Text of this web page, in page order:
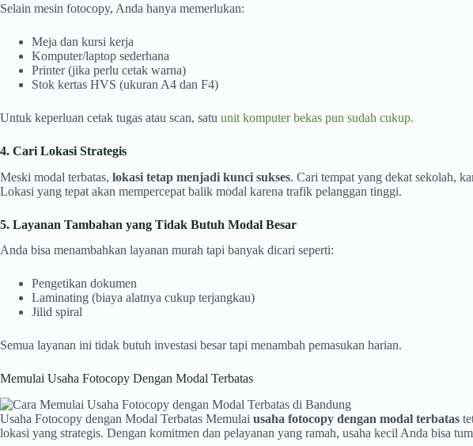
Selain mesin fotocopy, Anda hanya memerlukan:
Meja dan kursi kerja
Komputer/laptop sederhana
Printer (jika perlu cetak warna)
Stok kertas HVS (ukuran A4 dan F4)
Untuk keperluan cetak tugas atau scan, satu unit komputer bekas pun sudah cukup.
4. Cari Lokasi Strategis
Meski modal terbatas, lokasi tetap menjadi kunci sukses. Cari tempat yang dekat sekolah,
Lokasi yang tepat akan mempercepat balik modal karena trafik pelanggan tinggi.
5. Layanan Tambahan yang Tidak Butuh Modal Besar
Anda bisa menambahkan layanan murah tapi banyak dicari seperti:
Pengetikan dokumen
Laminating (biaya alatnya cukup terjangkau)
Jilid spiral
Semua layanan ini tidak butuh investasi besar tapi menambah pemasukan harian.
Memulai Usaha Fotocopy Dengan Modal Terbatas
Usaha Fotocopy dengan Modal Terbatas Memulai usaha fotocopy dengan modal terbatas
lokasi yang strategis. Dengan komitmen dan pelayanan yang ramah, usaha kecil Anda bisa